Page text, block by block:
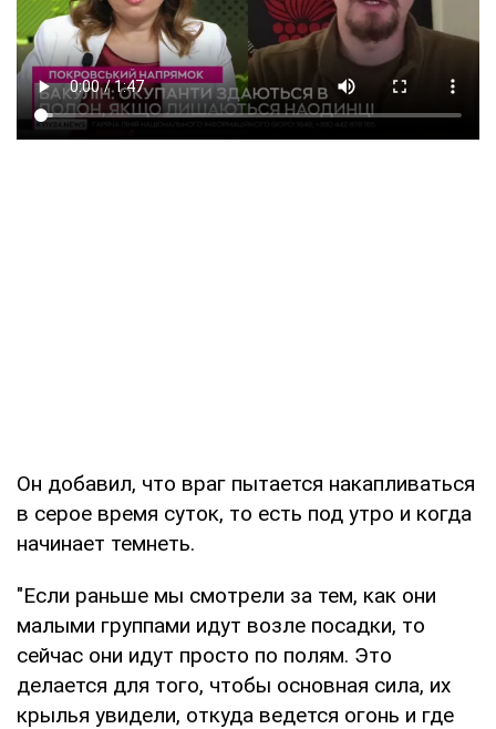
Он добавил, что враг пытается накапливаться
в серое время суток, то есть под утро и когда
начинает темнеть.
"Если раньше мы смотрели за тем, как они
малыми группами идут возле посадки, то
сейчас они идут просто по полям. Это
делается для того, чтобы основная сила, их
крылья увидели, откуда ведется огонь и где